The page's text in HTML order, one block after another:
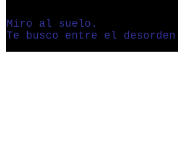
Miro al suelo.
Te busco entre el